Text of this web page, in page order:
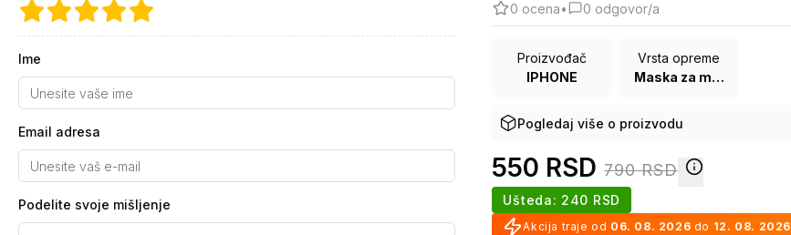
Ime
Email adresa
Podelite svoje mišljenje
0 ocena• 0 odgovor/a
Proizvođač
IPHONE
Vrsta opreme
Maska za mobilni telefon
Pogledaj više o proizvodu
550 RSD 790RSD
Ušteda: 240 RSD
Akcija traje od 06. 08. 2026 do 12. 08. 2026